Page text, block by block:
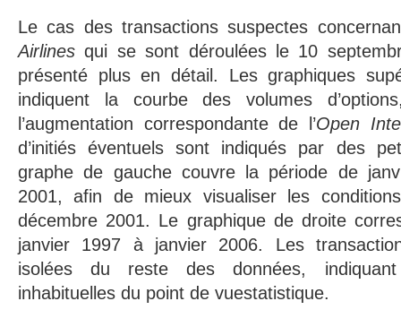
Le cas des transactions suspectes
Airlines qui se sont déroulées le 10
présenté plus en détail. Les graphiques
indiquent la courbe des volumes
l’augmentation correspondante de l’Open
d’initiés éventuels sont indiqués par des
graphe de gauche couvre la période de
2001, afin de mieux visualiser les
décembre 2001. Le graphique de droite
janvier 1997 à janvier 2006. Les
isolées du reste des données,
inhabituelles du point de vuestatistique.